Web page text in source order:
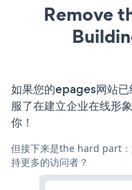
Remove
如果您的epages网站
服了在建立企业在线形
你！
但接下来是the hard part
持更多的访问者？